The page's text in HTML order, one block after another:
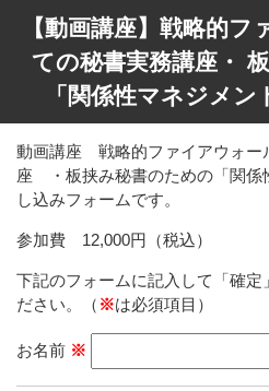
【動画講座】戦略的
ての秘書実務講座・
「関係性マネジメ
動画講座 戦略的ファイアウォー
座 ・板挟み秘書のための「関係
し込みフォームです。
参加費 12,000円（税込）
下記のフォームに記入して「確定
ださい。（ ※は必須項目）
お名前 ※